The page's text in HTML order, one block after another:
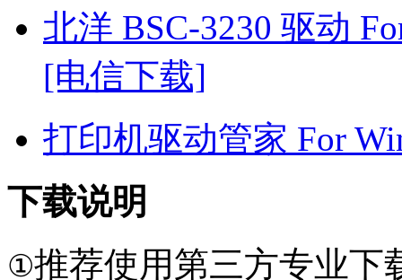
北洋 BSC-3230 驱动
[电信下载]
打印机驱动管家 For
下载说明
①推荐使用第三方专业下